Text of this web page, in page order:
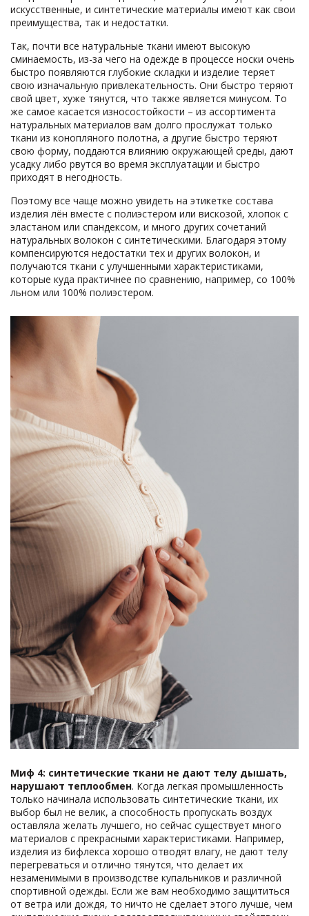
искусственные, и синтетические материалы имеют как свои
преимущества, так и недостатки.
Так, почти все натуральные ткани имеют высокую
сминаемость, из-за чего на одежде в процессе носки очень
быстро появляются глубокие складки и изделие теряет
свою изначальную привлекательность. Они быстро теряют
свой цвет, хуже тянутся, что также является минусом. То
же самое касается износостойкости – из ассортимента
натуральных материалов вам долго прослужат только
ткани из конопляного полотна, а другие быстро теряют
свою форму, поддаются влиянию окружающей среды, дают
усадку либо рвутся во время эксплуатации и быстро
приходят в негодность.
Поэтому все чаще можно увидеть на этикетке состава
изделия лён вместе с полиэстером или вискозой, хлопок с
эластаном или спандексом, и много других сочетаний
натуральных волокон с синтетическими. Благодаря этому
компенсируются недостатки тех и других волокон, и
получаются ткани с улучшенными характеристиками,
которые куда практичнее по сравнению, например, со 100%
льном или 100% полиэстером.
Миф 4: синтетические ткани не дают телу дышать,
нарушают теплообмен. Когда легкая промышленность
только начинала использовать синтетические ткани, их
выбор был не велик, а способность пропускать воздух
оставляла желать лучшего, но сейчас существует много
материалов с прекрасными характеристиками. Например,
изделия из бифлекса хорошо отводят влагу, не дают телу
перегреваться и отлично тянутся, что делает их
незаменимыми в производстве купальников и различной
спортивной одежды. Если же вам необходимо защититься
от ветра или дождя, то ничто не сделает этого лучше, чем